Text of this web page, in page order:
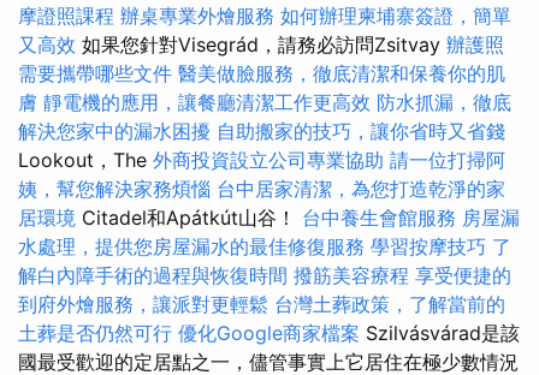
摩證照課程 辦桌專業外燴服務 如何辦理柬埔寨簽證，簡單
又高效 如果您針對Visegrád，請務必訪問Zsitvay 辦護照
需要攜帶哪些文件 醫美做臉服務，徹底清潔和保養你的肌
膚 靜電機的應用，讓餐廳清潔工作更高效 防水抓漏，徹底
解決您家中的漏水困擾 自助搬家的技巧，讓你省時又省錢
Lookout，The 外商投資設立公司專業協助 請一位打掃阿
姨，幫您解決家務煩惱 台中居家清潔，為您打造乾淨的家
居環境 Citadel和Apátkút山谷！ 台中養生會館服務 房屋漏
水處理，提供您房屋漏水的最佳修復服務 學習按摩技巧 了
解白內障手術的過程與恢復時間 撥筋美容療程 享受便捷的
到府外燴服務，讓派對更輕鬆 台灣土葬政策，了解當前的
土葬是否仍然可行 優化Google商家檔案 Szilvásvárad是該
國最受歡迎的定居點之一，儘管事實上它居住在極少數情況